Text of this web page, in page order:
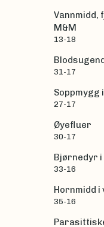
M&M
13-18
31-17
Soppmygg
27-17
Øyefluer
30-17
Bjørnedyr
33-16
Hornmidd
35-16